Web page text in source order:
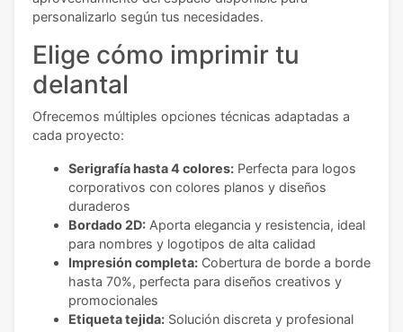
personalizarlo según tus necesidades.
Elige cómo imprimir tu
delantal
Ofrecemos múltiples opciones técnicas adaptadas a
cada proyecto:
Serigrafía hasta 4 colores: Perfecta para logos
corporativos con colores planos y diseños
duraderos
Bordado 2D: Aporta elegancia y resistencia, ideal
para nombres y logotipos de alta calidad
Impresión completa: Cobertura de borde a borde
hasta 70%, perfecta para diseños creativos y
promocionales
Etiqueta tejida: Solución discreta y profesional